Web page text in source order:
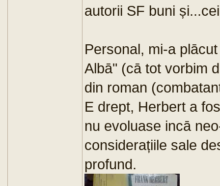
autorii SF buni
Personal, mi-a
Albā" (cā tot vorbim
din roman
E drept, Herbert a
nu evoluase incā
considerațiile sale
profund.